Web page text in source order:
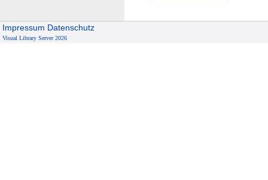
Impressum Datenschutz
Visual Library Server 2026